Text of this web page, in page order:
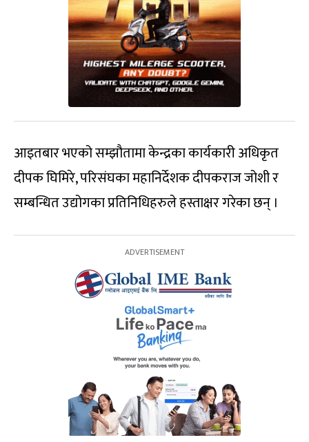
आइतबार भएको सम्झौतामा केन्द्रका कार्यकारी अधिकृत
दीपक घिमिरे, परिसंघका महानिर्देशक दीपकराज जोशी र
सम्बन्धित उद्योगका प्रतिनिधिहरुले हस्ताक्षर गरेका छन् ।